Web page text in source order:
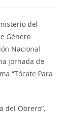
del
Género
Nacional
jornada de
“Tócate Para
del Obrero”,